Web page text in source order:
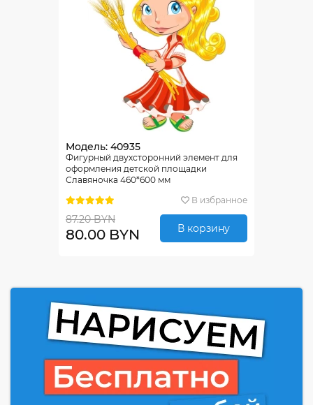
Модель: 40935
Фигурный двухсторонний элемент для
оформления детской площадки
Славяночка 460*600 мм
В избранное
87.20 BYN
80.00 BYN В корзину